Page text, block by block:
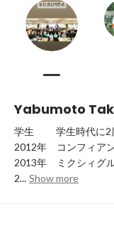
Yabumoto
学生　　 学生時代に
2012年　コンフィア
2013年　ミクシィグ
2... Show more